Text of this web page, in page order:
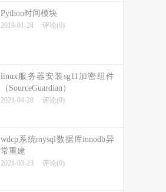
Python时间模块
2019-01-24 评论(0)
linux服务器安装sg11加密组件
（SourceGuardian）
2021-04-28 评论(0)
wdcp系统mysql数据库innodb异
常重建
2021-03-23 评论(0)